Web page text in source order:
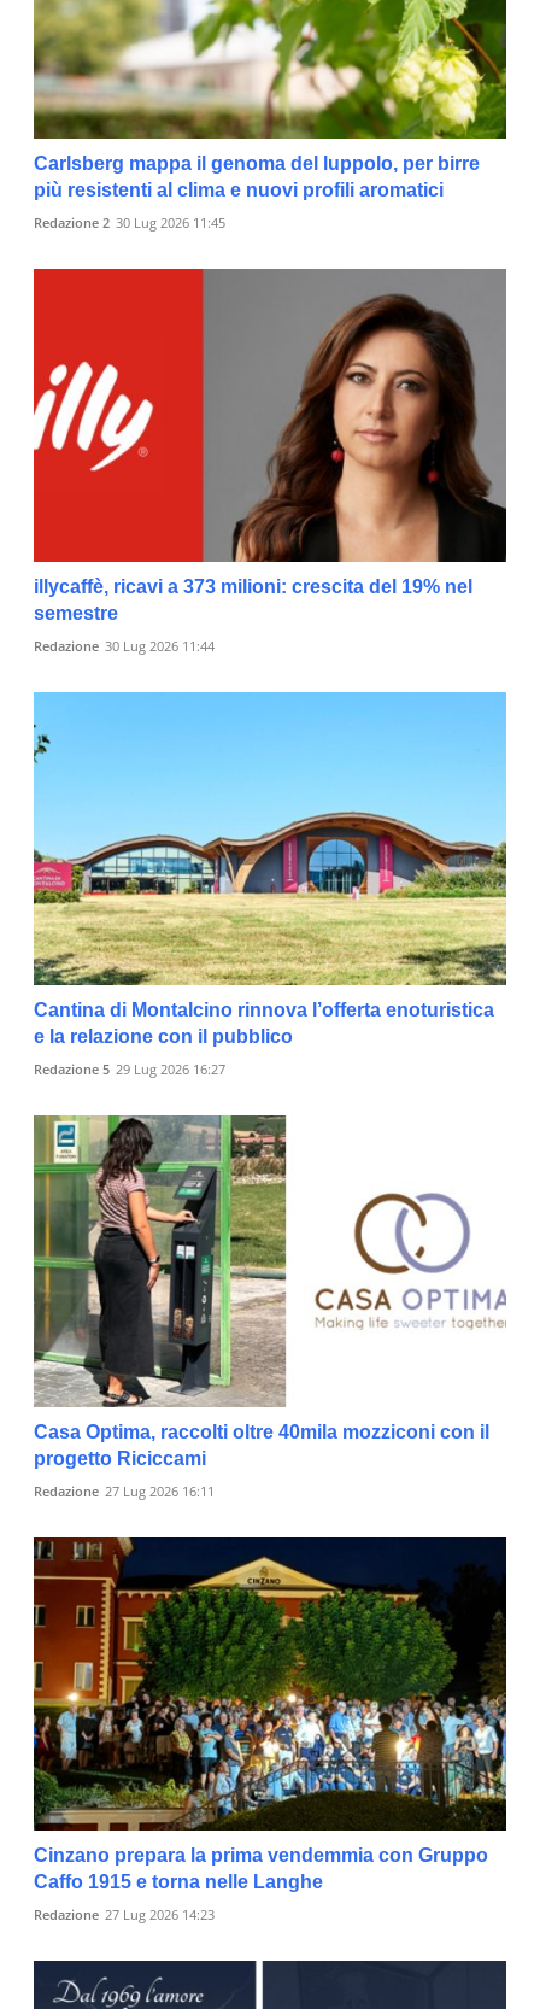
Carlsberg mappa il genoma del luppolo, per birre
più resistenti al clima e nuovi profili aromatici
Redazione 2 30 Lug 2026 11:45
illycaffè, ricavi a 373 milioni: crescita del 19% nel
semestre
Redazione 30 Lug 2026 11:44
Cantina di Montalcino rinnova l’offerta enoturistica
e la relazione con il pubblico
Redazione 5 29 Lug 2026 16:27
Casa Optima, raccolti oltre 40mila mozziconi con il
progetto Riciccami
Redazione 27 Lug 2026 16:11
Cinzano prepara la prima vendemmia con Gruppo
Caffo 1915 e torna nelle Langhe
Redazione 27 Lug 2026 14:23